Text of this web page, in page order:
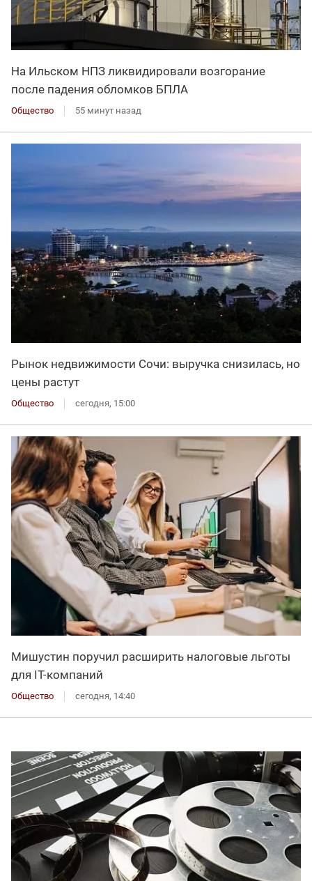
На Ильском НПЗ ликвидировали возгорание
после падения обломков БПЛА
Общество 55 минут назад
Рынок недвижимости Сочи: выручка снизилась, но
цены растут
Общество сегодня, 15:00
Мишустин поручил расширить налоговые льготы
для IT-компаний
Общество сегодня, 14:40